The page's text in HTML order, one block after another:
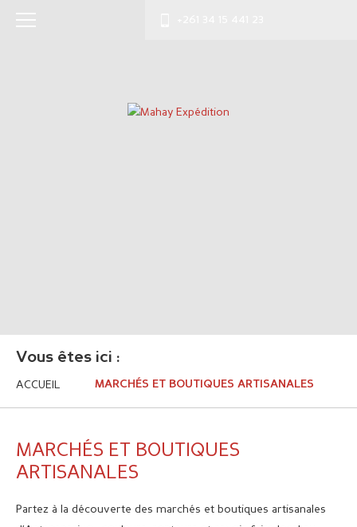
Vous êtes ici :
ACCUEIL MARCHÉS ET BOUTIQUES ARTISANALES
MARCHÉS ET BOUTIQUES
ARTISANALES
Partez à la découverte des marchés et boutiques artisanales